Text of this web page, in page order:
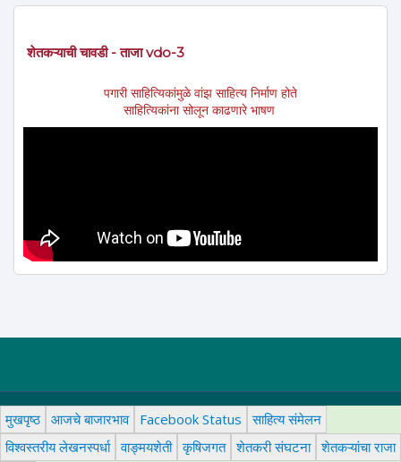
शेतकऱ्याची चावडी - ताजा vdo-3
पगारी साहित्यिकांमुळे वांझ साहित्य निर्माण होते
साहित्यिकांना सोलून काढणारे भाषण
मुखपृष्ठ आजचे बाजारभाव Facebook Status
साहित्य संमेलन
विश्वस्तरीय लेखनस्पर्धा वाङ्मयशेती कृषिजगत शेतकरी संघटना शेतकऱ्यांचा राजा